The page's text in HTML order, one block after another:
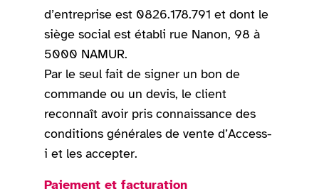
d’entreprise est 0826.178.791 et dont le
siège social est établi rue Nanon, 98 à
5000 NAMUR.
Par le seul fait de signer un bon de
commande ou un devis, le client
reconnaît avoir pris connaissance des
conditions générales de vente d’Access-
i et les accepter.
Paiement et facturation